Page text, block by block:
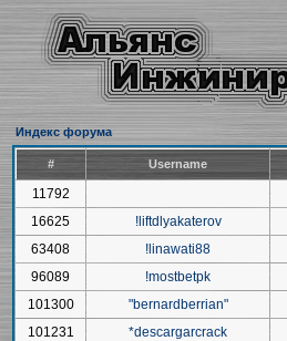
Индекс форума
# Username
11792
16625
!liftdlyakaterov
63408
!linawati88
96089
!mostbetpk
101300
"bernardberrian"
101231
*descargarcrack